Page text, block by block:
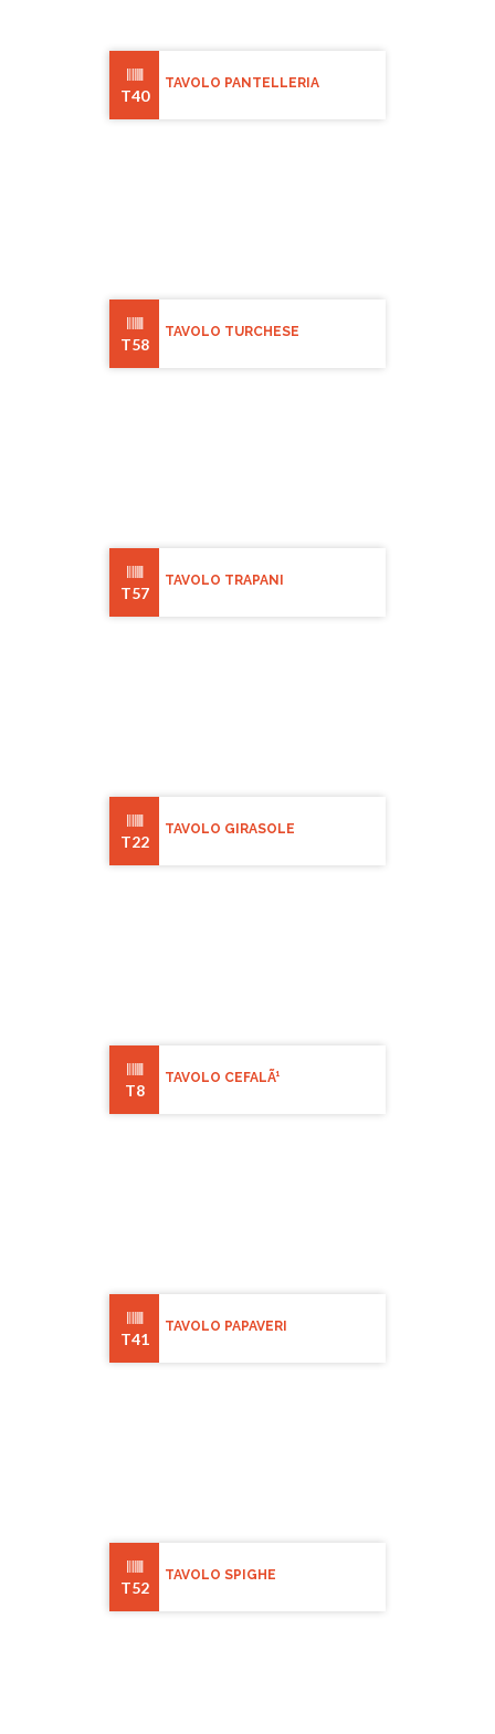
T40
TAVOLO PANTELLERIA
T58
TAVOLO TURCHESE
T57
TAVOLO TRAPANI
T22
TAVOLO GIRASOLE
T8
TAVOLO CEFALÃ¹
T41
TAVOLO PAPAVERI
T52
TAVOLO SPIGHE